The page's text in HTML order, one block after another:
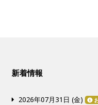
新着情報
2026年07月31日 (金)